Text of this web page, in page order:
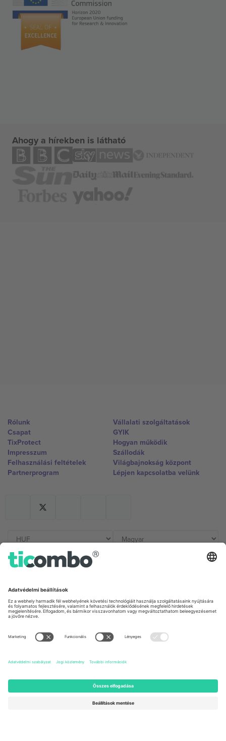
Ahogy a hírekben is látható
Rólunk
Csapat
TixProtect
Impresszum
Felhasználási feltételek
Partnerprogram
Vállalati szolgáltatások
GYIK
Hogyan működik
Szállodák
Világbajnokság központ
Lépjen kapcsolatba velünk
Germany
Unter den Linden 24, 10117
Berlin, Germany
United Kingdom
167 City Road, London, Greater
Newark, Delaware 19713, United
States
Engelberg, Switzerland